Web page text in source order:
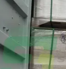
VÍDEOS
SOBRE